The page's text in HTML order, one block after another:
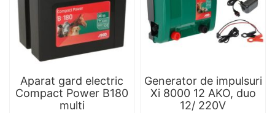
Aparat gard electric
Compact Power B180
multi
Generator de impulsuri
Xi 8000 12 AKO, duo
12/ 220V